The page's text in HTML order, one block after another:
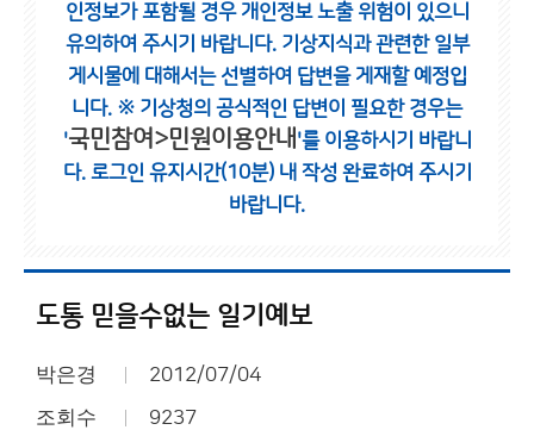
인정보가 포함될 경우 개인정보 노출 위험이 있으니
유의하여 주시기 바랍니다. 기상지식과 관련한 일부
게시물에 대해서는 선별하여 답변을 게재할 예정입
니다. ※ 기상청의 공식적인 답변이 필요한 경우는
'국민참여>민원이용안내 '를 이용하시기 바랍니
다. 로그인 유지시간(10분) 내 작성 완료하여 주시기
바랍니다.
도통 믿을수없는 일기예보
박은경 2012/07/04
조회수 9237